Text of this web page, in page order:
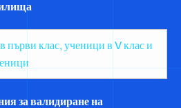
първи клас, ученици в V клас и
за валидиране на